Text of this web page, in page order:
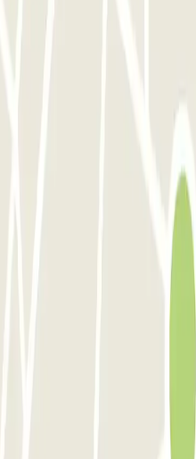
El personal del hotel fue
Si necesitas un parking